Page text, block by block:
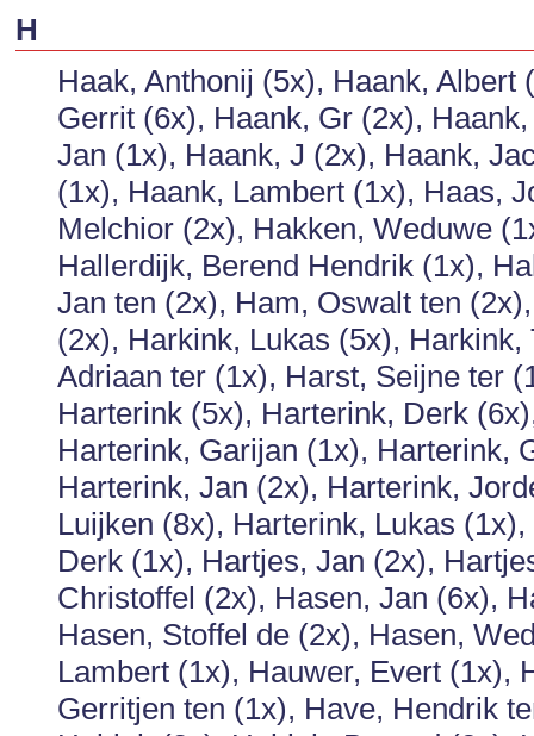
H
Haak, Anthonij (5x), Haank,
Gerrit (6x), Haank, Gr (2x),
Jan (1x), Haank, J (2x), Haank,
(1x), Haank, Lambert (1x), Haas,
Melchior (2x), Hakken, Weduwe
Hallerdijk, Berend Hendrik (1x),
Jan ten (2x), Ham, Oswalt ten
(2x), Harkink, Lukas (5x),
Adriaan ter (1x), Harst, Seijne ter
Harterink (5x), Harterink, Derk
Harterink, Garijan (1x), Harterink,
Harterink, Jan (2x), Harterink,
Luijken (8x), Harterink, Lukas
Derk (1x), Hartjes, Jan (2x),
Christoffel (2x), Hasen, Jan (6x),
Hasen, Stoffel de (2x), Hasen,
Lambert (1x), Hauwer, Evert (1x),
Gerritjen ten (1x), Have, Hendrik